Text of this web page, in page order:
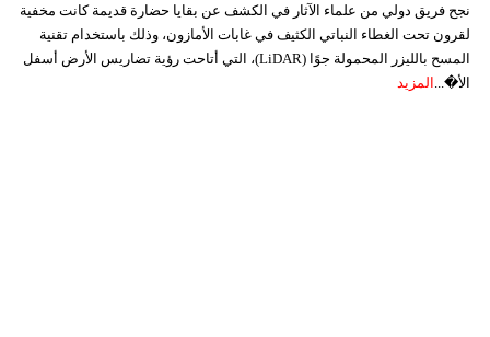
نجح فريق دولي من علماء الآثار في الكشف عن بقايا حضارة قديمة كانت مخفية
لقرون تحت الغطاء النباتي الكثيف في غابات الأمازون، وذلك باستخدام تقنية
المسح بالليزر المحمولة جوًا (LiDAR)، التي أتاحت رؤية تضاريس الأرض أسفل
الأ�... المزيد